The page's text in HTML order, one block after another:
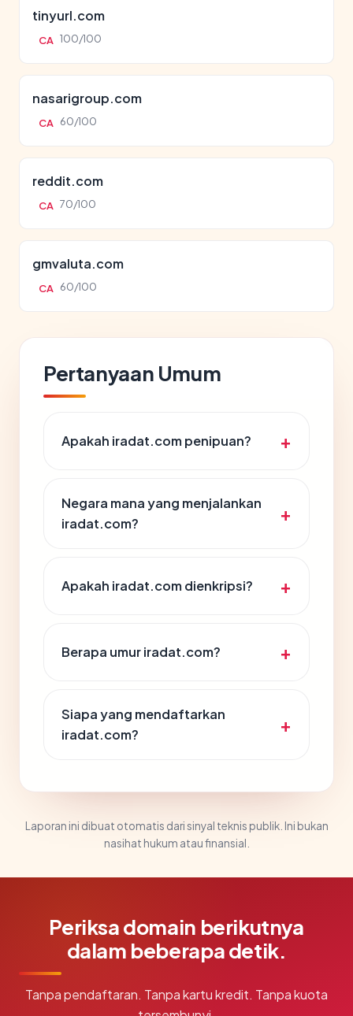
tinyurl.com
CA 100/100
nasarigroup.com
CA 60/100
reddit.com
CA 70/100
gmvaluta.com
CA 60/100
Pertanyaan Umum
Apakah iradat.com penipuan?
Negara mana yang menjalankan
iradat.com?
Apakah iradat.com dienkripsi?
Berapa umur iradat.com?
Siapa yang mendaftarkan
iradat.com?
Laporan ini dibuat otomatis dari sinyal teknis publik. Ini bukan
nasihat hukum atau finansial.
Periksa domain berikutnya
dalam beberapa detik.
Tanpa pendaftaran. Tanpa kartu kredit. Tanpa kuota